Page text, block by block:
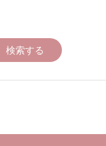
検索する